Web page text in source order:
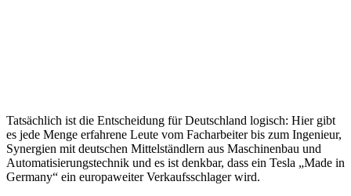
Tatsächlich ist die Entscheidung für Deutschland logisch: Hier gibt
es jede Menge erfahrene Leute vom Facharbeiter bis zum Ingenieur,
Synergien mit deutschen Mittelständlern aus Maschinenbau und
Automatisierungstechnik und es ist denkbar, dass ein Tesla „Made in
Germany“ ein europaweiter Verkaufsschlager wird.